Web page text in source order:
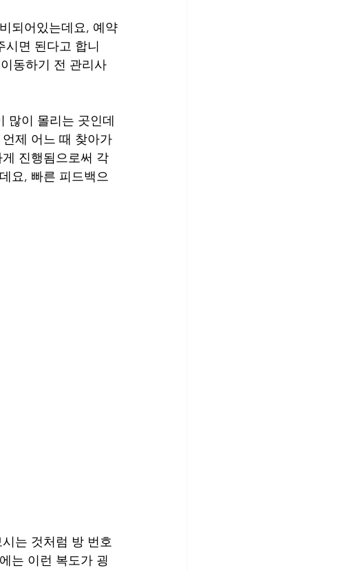
되어있는데요, 예약
면 된다고 합니
동하기 전 관리사
많이 몰리는 곳인데
제 어느 때 찾아가
진행됨으로써 각
요, 빠른 피드백으
는 것처럼 방 번호
는 이런 복도가 굉